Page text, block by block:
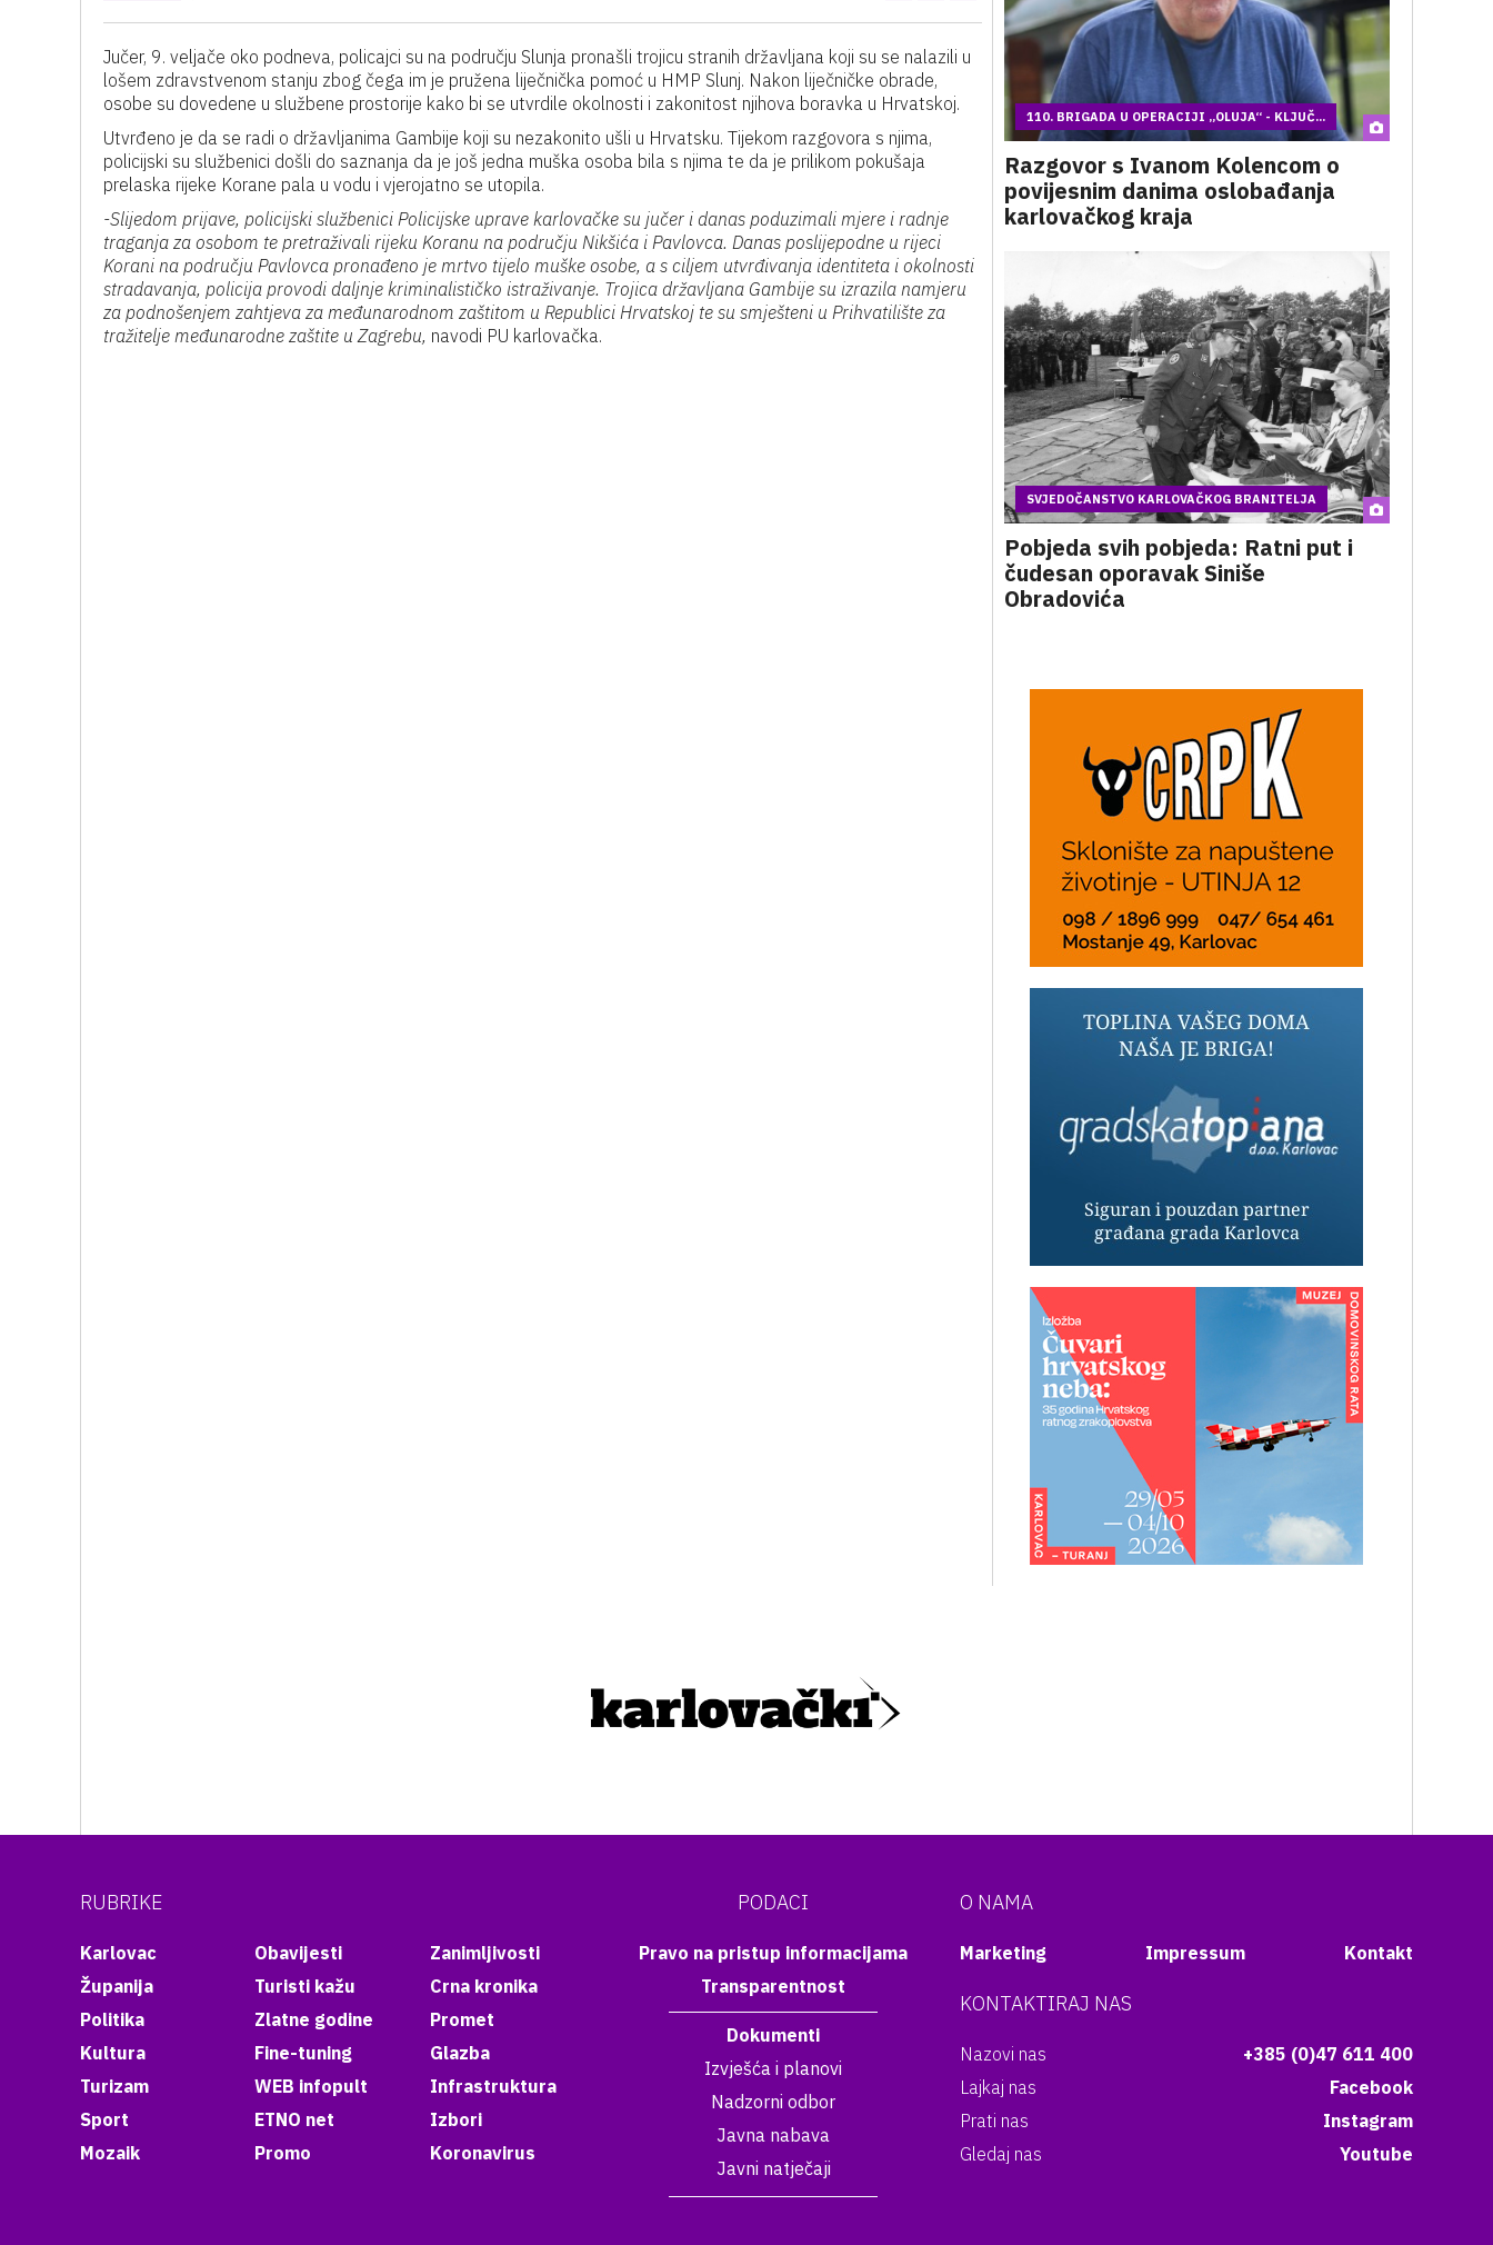
Jučer, 9. veljače oko podneva, policajci su na području Slunja pronašli trojicu stranih državljana koji su se nalazili u
lošem zdravstvenom stanju zbog čega im je pružena liječnička pomoć u HMP Slunj. Nakon liječničke obrade,
osobe su dovedene u službene prostorije kako bi se utvrdile okolnosti i zakonitost njihova boravka u Hrvatskoj.
Utvrđeno je da se radi o državljanima Gambije koji su nezakonito ušli u Hrvatsku. Tijekom razgovora s njima,
policijski su službenici došli do saznanja da je još jedna muška osoba bila s njima te da je prilikom pokušaja
prelaska rijeke Korane pala u vodu i vjerojatno se utopila.
-Slijedom prijave, policijski službenici Policijske uprave karlovačke su jučer i danas poduzimali mjere i radnje
traganja za osobom te pretraživali rijeku Koranu na području Nikšića i Pavlovca. Danas poslijepodne u rijeci
Korani na području Pavlovca pronađeno je mrtvo tijelo muške osobe, a s ciljem utvrđivanja identiteta i okolnosti
stradavanja, policija provodi daljnje kriminalističko istraživanje. Trojica državljana Gambije su izrazila namjeru
za podnošenjem zahtjeva za međunarodnom zaštitom u Republici Hrvatskoj te su smješteni u Prihvatilište za
tražitelje međunarodne zaštite u Zagrebu, navodi PU karlovačka.
110. BRIGADA U OPERACIJI „OLUJA“ - KLJUČ...
Razgovor s Ivanom Kolencom o
povijesnim danima oslobađanja
karlovačkog kraja
SVJEDOČANSTVO KARLOVAČKOG BRANITELJA
Pobjeda svih pobjeda: Ratni put i
čudesan oporavak Siniše
Obradovića
RUBRIKE
Karlovac
Županija
Politika
Kultura
Turizam
Sport
Mozaik
Obavijesti
Turisti kažu
Zlatne godine
Fine-tuning
WEB infopult
ETNO net
Promo
Zanimljivosti
Crna kronika
Promet
Glazba
Infrastruktura
Izbori
Koronavirus
PODACI
Pravo na pristup informacijama
Transparentnost
Dokumenti
Izvješća i planovi
Nadzorni odbor
Javna nabava
Javni natječaji
O NAMA
Marketing Impressum Kontakt
KONTAKTIRAJ NAS
Nazovi nas
+385 (0)47 611 400
Lajkaj nas
Facebook
Prati nas
Instagram
Gledaj nas
Youtube